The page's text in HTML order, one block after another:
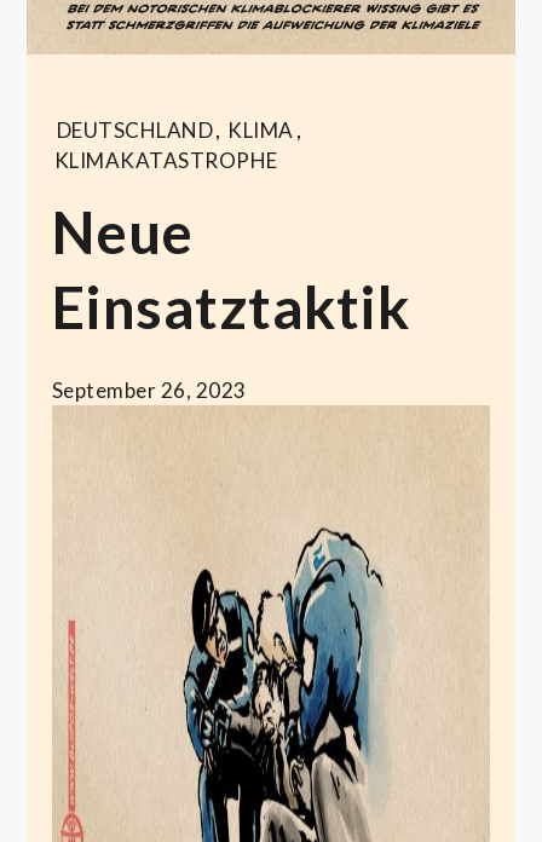
DEUTSCHLAND, KLIMA ,
KLIMAKATASTROPHE
Neue
Einsatztaktik
September 26, 2023